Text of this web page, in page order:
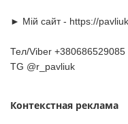
► Мій сайт - https://
Тел/Viber +380686529085
TG @r_pavliuk
Контекстная реклама